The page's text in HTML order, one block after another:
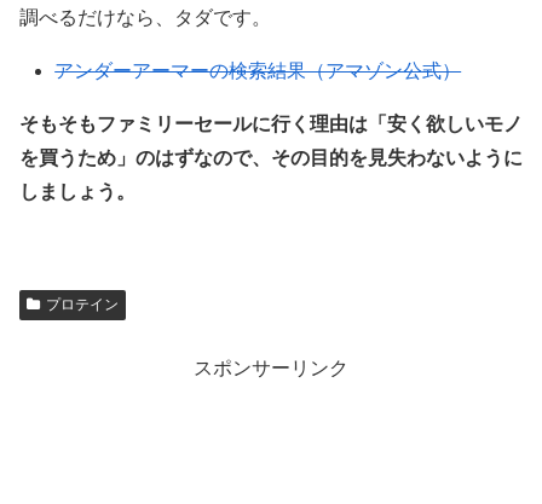
調べるだけなら、タダです。
アンダーアーマーの検索結果（アマゾン公式）
そもそもファミリーセールに行く理由は「安く欲しいモノ
を買うため」のはずなので、その目的を見失わないように
しましょう。
プロテイン
スポンサーリンク